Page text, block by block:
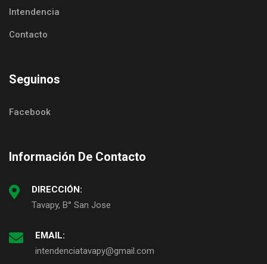
Intendencia
Contacto
Seguinos
Facebook
Información De Contacto
DIRECCIÓN:
Tavapy, B° San Jose
EMAIL:
intendenciatavapy@gmail.com